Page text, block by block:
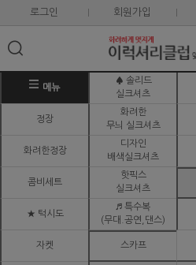
로그인 회원가입
메뉴
♠ 솔리드
실크셔츠
정장
화려한
무늬 실크셔츠
화려한정장
디자인
배색실크셔츠
콤비세트
핫픽스
실크셔츠
★ 턱시도
♬ 특수복
(무대.공연,댄스)
자켓 스카프